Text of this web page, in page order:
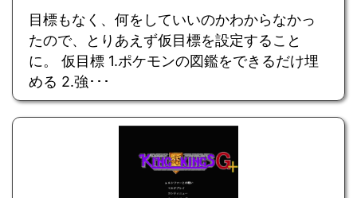
目標もなく、何をしていいのかわからなかっ
たので、とりあえず仮目標を設定すること
に。 仮目標 1.ポケモンの図鑑をできるだけ埋
める 2.強･･･